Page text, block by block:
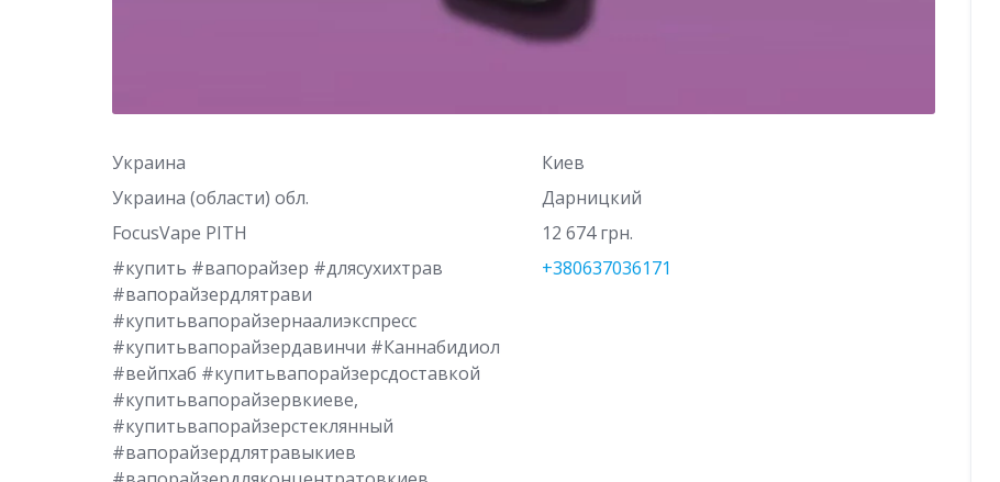
Украина
Киев
Украина (области) обл.
Дарницкий
FocusVape PITH
12 674 грн.
#купить #вапорайзер #длясухихтрав
#вапорайзердлятрави
#купитьвапорайзернаалиэкспресс
#купитьвапорайзердавинчи #Каннабидиол
#вейпхаб #купитьвапорайзерсдоставкой
#купитьвапорайзервкиеве,
#купитьвапорайзерстеклянный
#вапорайзердлятравыкиев
+380637036171